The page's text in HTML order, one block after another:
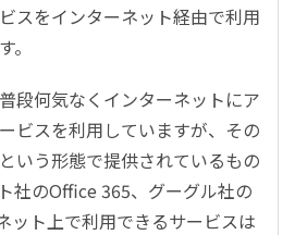
スをインターネット経由で利用
。
段何気なくインターネットにア
ビスを利用していますが、その
いう形態で提供されているもの
社のOffice 365、グーグル社の
ット上で利用できるサービスは